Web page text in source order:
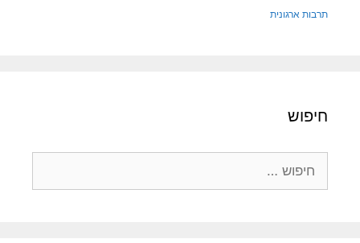
תרבות ארגונית
חיפוש